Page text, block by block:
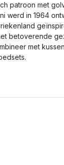
patroon met
werd in 1964
betoverende
met